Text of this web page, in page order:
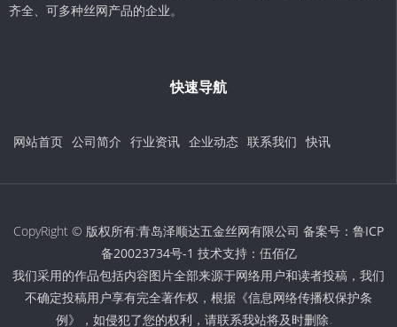
齐全、可多种丝网产品的企业。
快速导航
网站首页 公司简介 行业资讯 企业动态 联系我们 快讯
CopyRight © 版权所有:青岛泽顺达五金丝网有限公司 备案号： 鲁ICP
备20023734号-1 技术支持： 伍佰亿
我们采用的作品包括内容图片全部来源于网络用户和读者投稿，我们
不确定投稿用户享有完全著作权，根据《信息网络传播权保护条
例》，如侵犯了您的权利，请联系我站将及时删除。